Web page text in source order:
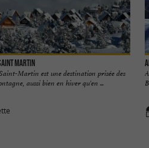
Martin
Martin est une destination prisée des
aussi bien en hiver qu'en ...